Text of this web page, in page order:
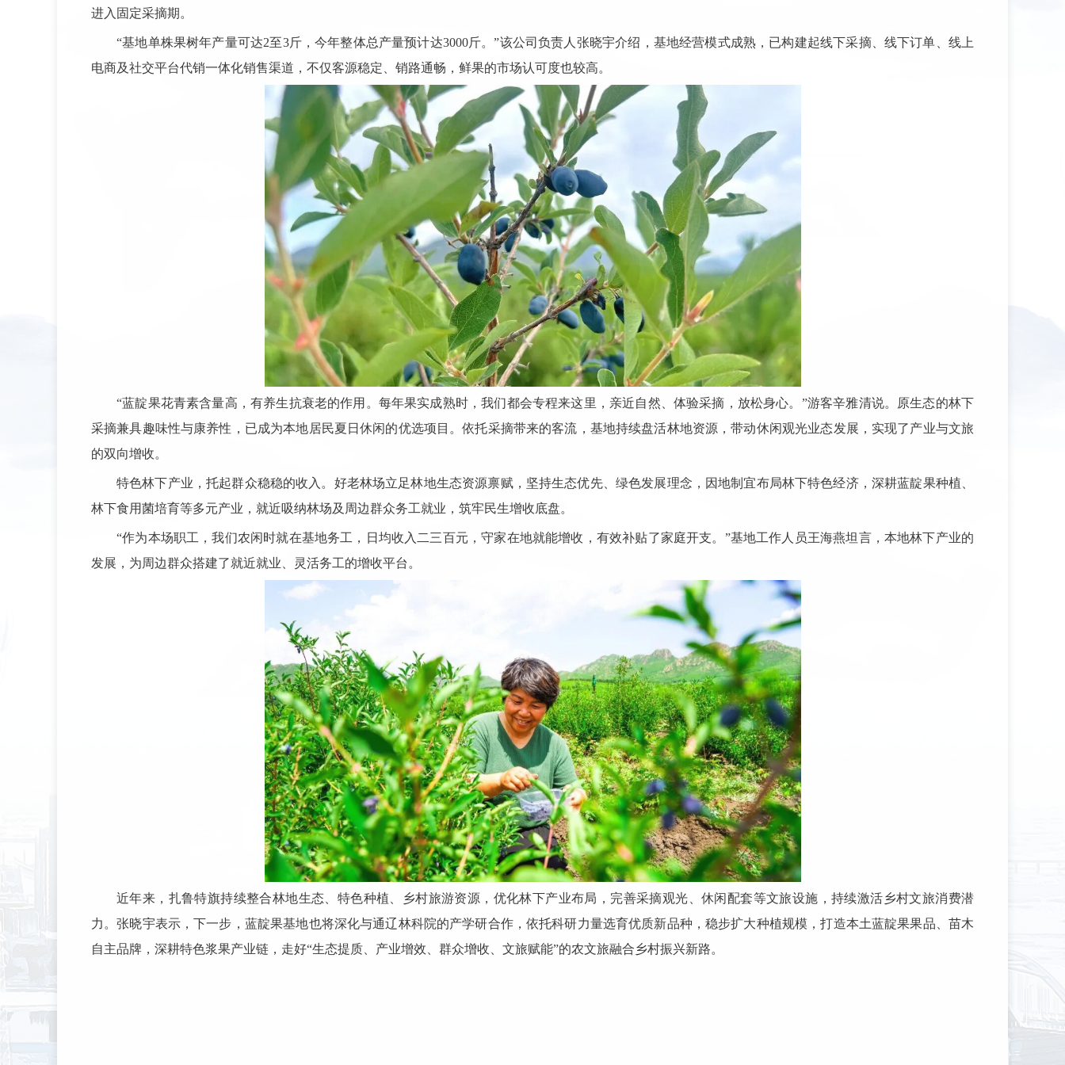
进入固定采摘期。
“基地单株果树年产量可达2至3斤，今年整体总产量预计达3000斤。”该公司负责人张晓宇介绍，基地经营模式成熟，已构建起线下采摘、线下订单、线上
电商及社交平台代销一体化销售渠道，不仅客源稳定、销路通畅，鲜果的市场认可度也较高。
“蓝靛果花青素含量高，有养生抗衰老的作用。每年果实成熟时，我们都会专程来这里，亲近自然、体验采摘，放松身心。”游客辛雅清说。原生态的林下
采摘兼具趣味性与康养性，已成为本地居民夏日休闲的优选项目。依托采摘带来的客流，基地持续盘活林地资源，带动休闲观光业态发展，实现了产业与文旅
的双向增收。
特色林下产业，托起群众稳稳的收入。好老林场立足林地生态资源禀赋，坚持生态优先、绿色发展理念，因地制宜布局林下特色经济，深耕蓝靛果种植、
林下食用菌培育等多元产业，就近吸纳林场及周边群众务工就业，筑牢民生增收底盘。
“作为本场职工，我们农闲时就在基地务工，日均收入二三百元，守家在地就能增收，有效补贴了家庭开支。”基地工作人员王海燕坦言，本地林下产业的
发展，为周边群众搭建了就近就业、灵活务工的增收平台。
近年来，扎鲁特旗持续整合林地生态、特色种植、乡村旅游资源，优化林下产业布局，完善采摘观光、休闲配套等文旅设施，持续激活乡村文旅消费潜
力。张晓宇表示，下一步，蓝靛果基地也将深化与通辽林科院的产学研合作，依托科研力量选育优质新品种，稳步扩大种植规模，打造本土蓝靛果果品、苗木
自主品牌，深耕特色浆果产业链，走好“生态提质、产业增效、群众增收、文旅赋能”的农文旅融合乡村振兴新路。